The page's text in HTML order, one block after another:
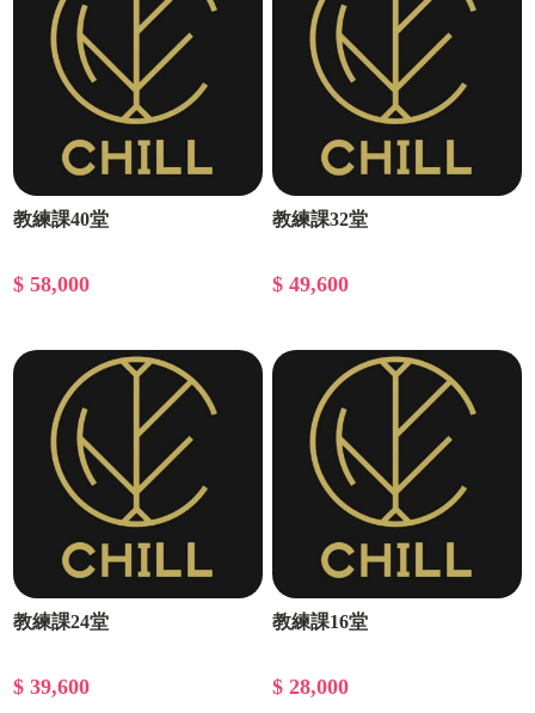
教練課40堂
$ 58,000
教練課32堂
$ 49,600
教練課24堂
$ 39,600
教練課16堂
$ 28,000